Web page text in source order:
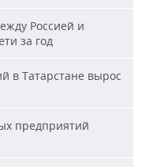
Россией и
за год
в Татарстане вырос
предприятий